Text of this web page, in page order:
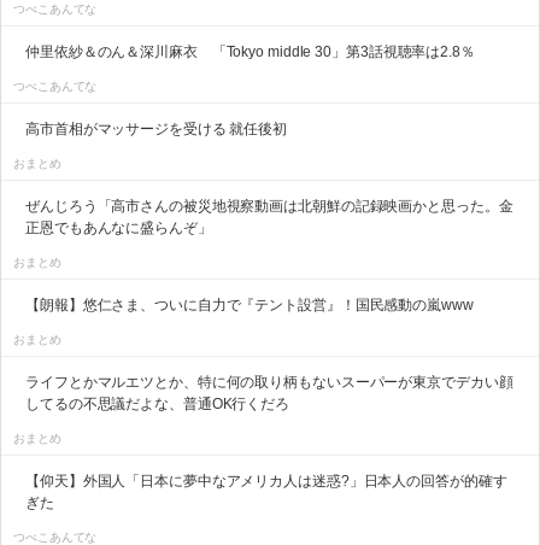
つべこあんてな
仲里依紗＆のん＆深川麻衣 「Tokyo middle 30」第3話視聴率は2.8％
つべこあんてな
高市首相がマッサージを受ける 就任後初
おまとめ
ぜんじろう「高市さんの被災地視察動画は北朝鮮の記録映画かと思った。金
正恩でもあんなに盛らんぞ」
おまとめ
【朗報】悠仁さま、ついに自力で『テント設営』！国民感動の嵐www
おまとめ
ライフとかマルエツとか、特に何の取り柄もないスーパーが東京でデカい顔
してるの不思議だよな、普通OK行くだろ
おまとめ
【仰天】外国人「日本に夢中なアメリカ人は迷惑?」日本人の回答が的確す
ぎた
つべこあんてな